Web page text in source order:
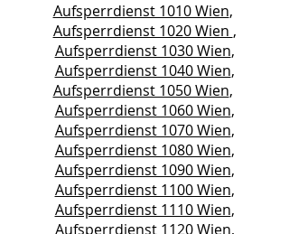
Aufsperrdienst 1010 Wien,
Aufsperrdienst 1020 Wien ,
Aufsperrdienst 1030 Wien,
Aufsperrdienst 1040 Wien,
Aufsperrdienst 1050 Wien,
Aufsperrdienst 1060 Wien,
Aufsperrdienst 1070 Wien,
Aufsperrdienst 1080 Wien,
Aufsperrdienst 1090 Wien,
Aufsperrdienst 1100 Wien,
Aufsperrdienst 1110 Wien,
Aufsperrdienst 1120 Wien,